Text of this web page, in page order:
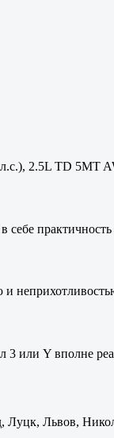
2.5L TD 5MT
практичность
3 или Y вполне
Львов,